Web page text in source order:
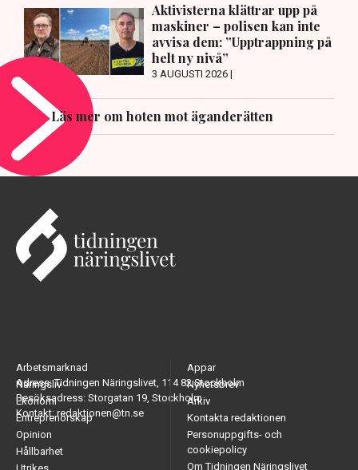
Aktivisterna klättrar upp på
maskiner – polisen kan inte
avvisa dem: ”Upptrappning på
helt ny nivå”
3 AUGUSTI 2026 |
Läs mer om hoten mot äganderätten
Adress: Tidningen Näringslivet, 114 82 Stockholm
Besöksadress: Storgatan 19, Stockholm
Kontakt: redaktionen@tn.se
Arbetsmarknad
Näringsliv
Ekonomi
Entreprenörskap
Opinion
Hållbarhet
Appar
Nyhetsbrev
Arkiv
Kontakta redaktionen
Personuppgifts- och
cookiepolicy
Om Tidningen Näringslivet